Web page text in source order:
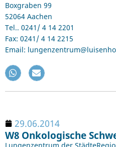
Boxgraben 99
52064 Aachen
Tel.. 0241/ 4 14 2201
Fax: 0241/ 4 14 2215
Email:
29.06.2014
W8 Onkologische